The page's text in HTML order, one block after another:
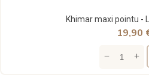
Khimar maxi pointu -
19,90